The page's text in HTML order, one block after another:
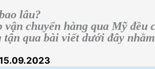
lâu?
chuyển hàng qua Mỹ đều
qua bài viết dưới đây